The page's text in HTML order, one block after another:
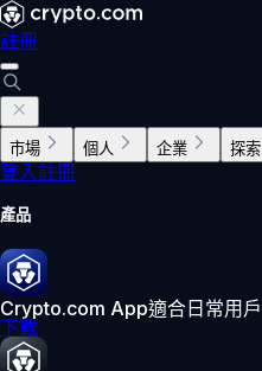
註冊
市場 個人 企業 探索
登入註冊
產品
Crypto.com App適合日常用戶
下載